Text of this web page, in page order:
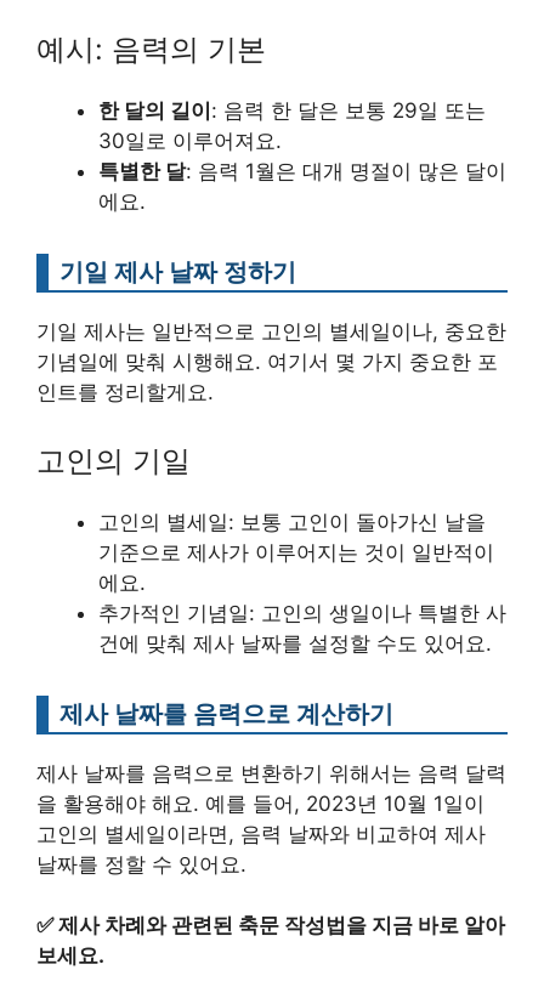
예시: 음력의 기본
한 달의 길이 : 음력 한 달은 보통 29일 또는
30일로 이루어져요.
특별한 달: 음력 1월은 대개 명절이 많은 달이
에요.
기일 제사 날짜 정하기
기일 제사는 일반적으로 고인의 별세일이나, 중요한
기념일에 맞춰 시행해요. 여기서 몇 가지 중요한 포
인트를 정리할게요.
고인의 기일
고인의 별세일: 보통 고인이 돌아가신 날을
기준으로 제사가 이루어지는 것이 일반적이
에요.
추가적인 기념일: 고인의 생일이나 특별한 사
건에 맞춰 제사 날짜를 설정할 수도 있어요.
제사 날짜를 음력으로 계산하기
제사 날짜를 음력으로 변환하기 위해서는 음력 달력
을 활용해야 해요. 예를 들어, 2023년 10월 1일이
고인의 별세일이라면, 음력 날짜와 비교하여 제사
날짜를 정할 수 있어요.
✅제사 차례와 관련된 축문 작성법을 지금 바로 알아
보세요.